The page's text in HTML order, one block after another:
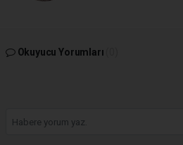
Okuyucu Yorumları